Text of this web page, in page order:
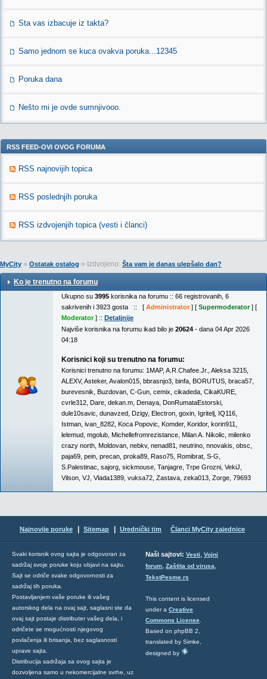
Sta vas izbacuje iz takta?
Samo jednom se kuca ovakva poruka...12345
Poruka dana
Nešto mi je ovde sumnjivooo.
RSS FEED-OVI OVOG FORUMA
RSS najnovijih topica
RSS poslednjih poruka
RSS izdvojenjih topica (vesti i članci)
MyCity » Ostatak ostalog » Izdvojeno: Šta vam je danas ulepšalo dan?
Ko je trenutno na forumu
Ukupno su 3995 korisnika na forumu :: 66 registrovanih, 6
sakrivenih i 3923 gosta :: [ Administrator] [ Supermoderator] [
Moderator] :: Detaljnije
Najviše korisnika na forumu ikad bilo je 20624 - dana 04 Apr 2026
04:18
Korisnici koji su trenutno na forumu:
Korisnici trenutno na forumu: 1MAP, A.R.Chafee.Jr. Aleksa 3215
ALEXV, Asteker, Avalon015 bbrasnjo3 binfa BORUTUS braca57
burevesnik Buzdovan C-Gun cemix cikadeda CikaKURE
cvrle312 Dare dekan.m Denaya DonRumataEstorski
dule10savic dunavzed Dzigy, Electron goxin Igritelj IQ116
Istman ivan_8282 Koca Popovic Komder, Koridor, korin911
lelemud mgolub Michellefromrezistance Milan A. Nikolic milenko
crazy north Moldovan nebkv, nenad81 neutrino nnovakis obsc
paja69 pein precan proka89 Raso75 Romibrat S-G
S.Palestinac sajorg sickmouse Tanjagre Trpe Grozni VekiJ
Vilson VJ Vlada1389 vuksa72 Zastava zeka013 Zorge 79693
Najnovije poruke Sitemap Urednički tim Članci MyCity zajednice
Svaki korisnik ovog sajta je odgovoran za
sadržaj svoje poruke koju objavi na sajtu.
Sajt se odriče svake odgovornosti za
sadržaj tih poruka.
Postavljanjem vaše poruke ili vašeg
autorskog dela na ovaj sajt, saglasni ste da
ovaj sajt postaje distributer vašeg dela, i
odričete se mogućnosti njegovog
povlačenja ili brisanja, bez saglasnosti
uprave sajta.
Distribucija sadržaja sa ovog sajta je
dozvoljena samo u nekomercijalne svrhe, uz
Naši sajtovi: Vesti, Vojni
forum, Zaštita od virusa,
TekstPesme.rs
This content is licensed
under a Creative
Commons License
Based on phpBB 2,
translated by Simke,
designed by